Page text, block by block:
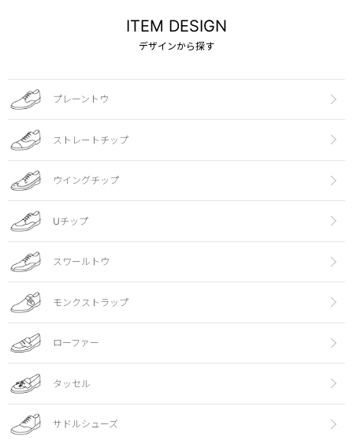
ITEM DESIGN
デザインから探す
プレーントウ
ストレートチップ
ウイングチップ
Uチップ
スワールトウ
モンクストラップ
ローファー
タッセル
サドルシューズ